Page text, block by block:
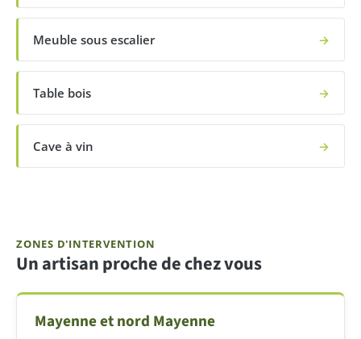
Meuble sous escalier →
Table bois →
Cave à vin →
ZONES D'INTERVENTION
Un artisan proche de chez vous
Mayenne et nord Mayenne